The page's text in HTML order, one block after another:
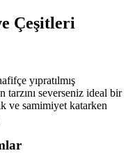
Çeşitleri
yıpratılmış
severseniz ideal bir
ve samimiyet katarken